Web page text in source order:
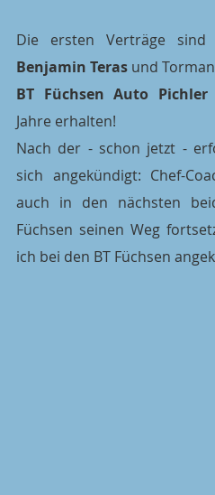
Benjamin Teras und
BT Füchsen Auto Pichler
Jahre erhalten!
Nach der - schon jetzt -
sich angekündigt: Chef-
auch in den nächsten
Füchsen seinen Weg
ich bei den BT Füchsen